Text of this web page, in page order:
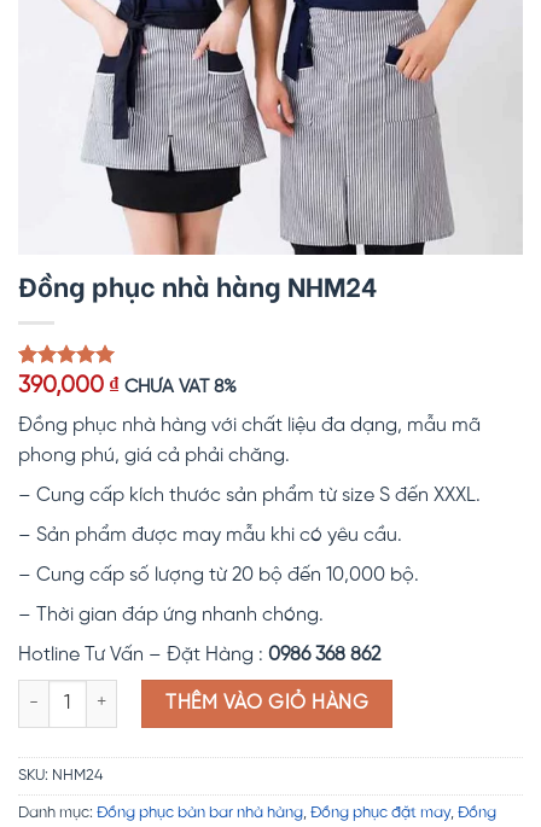
Đồng phục nhà hàng NHM24
5.00trên 5
dựa trên
1
đánh giá
390,000 ₫ CHƯA VAT 8%
Đồng phục nhà hàng với chất liệu đa dạng, mẫu mã
phong phú, giá cả phải chăng.
– Cung cấp kích thước sản phẩm từ size S đến XXXL.
– Sản phẩm được may mẫu khi có yêu cầu.
– Cung cấp số lượng từ 20 bộ đến 10,000 bộ.
– Thời gian đáp ứng nhanh chóng.
Hotline Tư Vấn – Đặt Hàng : 0986 368 862
Đồng phục nhà hàng NHM24 số lượng
THÊM VÀO GIỎ HÀNG
SKU: NHM24
Danh mục: Đồng phục bàn bar nhà hàng, Đồng phục đặt may, Đồng